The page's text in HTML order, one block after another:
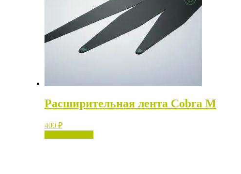
Расширительная лента Cobra M
400 ₽